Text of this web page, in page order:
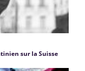
sur la Suisse